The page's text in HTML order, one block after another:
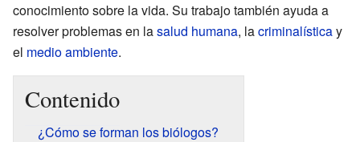
conocimiento sobre la vida. Su trabajo también ayuda a
resolver problemas en lasalud humana, lacriminalísticay
el medio ambiente.
Contenido
¿Cómo se forman los biólogos?